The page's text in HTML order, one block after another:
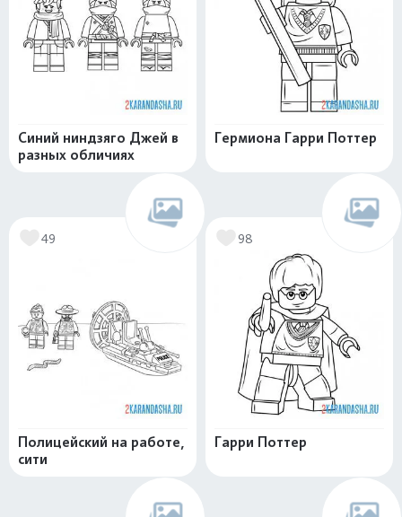
Синий ниндзяго Джей в
разных обличиях
Гермиона Гарри Поттер
49
Полицейский на работе,
сити
98
Гарри Поттер